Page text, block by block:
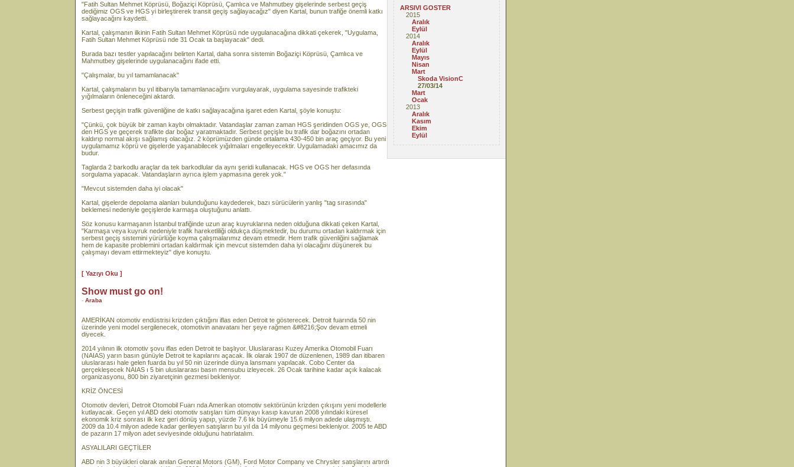
ARSIVI GOSTER
2015
Aralık
Eylül
2014
Aralık
Eylül
Mayıs
Nisan
Mart
Skoda VisionC
27/03/14
Mart
Ocak
2013
Aralık
Kasım
Ekim
Eylül
"Fatih Sultan Mehmet Köprüsü, Boğaziçi Köprüsü, Çamlıca ve Mahmutbey gişelerinde serbest geçiş
dediğimiz OGS ve HGS yi birleştirerek transit geçiş sağlayacağız" diyen Kartal, bunun trafiğe önemli katkı
sağlayacağını kaydetti.
Kartal, çalışmanın ilkinin Fatih Sultan Mehmet Köprüsü nde uygulanacağına dikkati çekerek, "Uygulama,
Fatih Sultan Mehmet Köprüsü nde 31 Ocak ta başlayacak" dedi.
Burada bazı testler yapılacağını belirten Kartal, daha sonra sistemin Boğaziçi Köprüsü, Çamlıca ve
Mahmutbey gişelerinde uygulanacağını ifade etti.
"Çalışmalar, bu yıl tamamlanacak"
Kartal, çalışmaların bu yıl itibarıyla tamamlanacağını vurgulayarak, uygulama sayesinde trafikteki
yığılmaların önleneceğini aktardı.
Serbest geçişin trafik güvenliğine de katkı sağlayacağına işaret eden Kartal, şöyle konuştu:
"Çünkü, çok büyük bir zaman kaybı olmaktadır. Vatandaşlar zaman zaman HGS şeridinden OGS ye, OGS
den HGS ye geçerek trafikte dar boğaz yaratmaktadır. Serbest geçişle bu trafik dar boğazını ortadan
kaldırıp normal akışı sağlamış olacağız. 2 köprümüzden günde ortalama 430-450 bin araç geçiyor. Bu yeni
uygulamamız köprü ve gişelerde yaşanabilecek yığılmaları engelleyecektir. Uygulamadaki amacımız da
budur.
Taglarda 2 barkodlu araçlar da tek barkodlular da aynı şeridi kullanacak. HGS ve OGS her defasında
sorgulama yapacak. Vatandaşların ayrıca işlem yapmasına gerek yok."
"Mevcut sistemden daha iyi olacak"
Kartal, gişelerde depolama alanları bulunduğunu kaydederek, bazı sürücülerin yanlış "tag sırasında"
beklemesi nedeniyle geçişlerde karmaşa oluştuğunu anlattı.
Söz konusu karmaşanın İstanbul trafiğinde uzun araç kuyruklarına neden olduğuna dikkati çeken Kartal,
"Karmaşa veya kuyruk nedeniyle trafik hareketliliği oldukça düşmektedir, bu durumu ortadan kaldırmak için
serbest geçiş sistemini yürürlüğe koyma çalışmalarımız devam etmedir. Hem trafik güvenliğini sağlamak
hem de kapasite problemini ortadan kaldırmak için mevcut sistemden daha iyi olacağını düşünerek bu
çalışmayı devam ettirmekteyiz" diye konuştu.
[ Yazıyı Oku ]
Show must go on!
- Araba
AMERİKAN otomotiv endüstrisi krizden çıktığını iflas eden Detroit te gösterecek. Detroit fuarında 50 nin
üzerinde yeni model sergilenecek, otomotivin anavatanı her şeye rağmen &#8216;Şov devam etmeli
diyecek.
2014 yılının ilk otomotiv şovu iflas eden Detroit te başlıyor. Uluslararası Kuzey Amerika Otomobil Fuarı
(NAIAS) yarın basın günüyle Detroit te kapılarını açacak. İlk olarak 1907 de düzenlenen, 1989 dan itibaren
uluslararası hale gelen fuarda bu yıl 50 nin üzerinde dünya lansmanı yapılacak. Cobo Center da
gerçekleşecek NAIAS ı 5 bin uluslararası basın mensubu izleyecek. 26 Ocak tarihine kadar açık kalacak
organizasyonu, 800 bin ziyaretçinin gezmesi bekleniyor.
KRİZ ÖNCESİ
Otomotiv devleri, Detroit Otomobil Fuarı nda Amerikan otomotiv sektörünün krizden çıkışını yeni modellerle
kutlayacak. Geçen yıl ABD deki otomotiv satışları tüm dünyayı kasıp kavuran 2008 yılındaki küresel
ekonomik kriz sonrası ilk kez geri dönüş yapıp, yüzde 7.6 lık büyümeyle 15.6 milyon adede ulaşmıştı.
2009 da 10.4 milyon adede kadar gerileyen satışların bu yıl da 14 milyonu geçmesi bekleniyor. 2005 te ABD
de pazarın 17 milyon adet seviyesinde olduğunu hatırlatalım.
ASYALILARI GEÇTİLER
ABD nin 3 büyükleri olarak anılan General Motors (GM), Ford Motor Company ve Chrysler satışlarını artırdı